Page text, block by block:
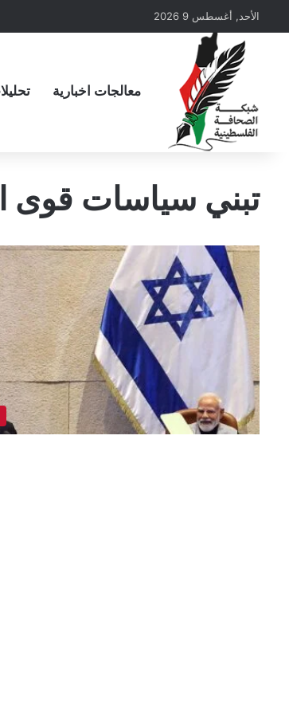
الأحد, أغسطس 9 2026
معالجات اخبارية
تبني سياسات قوى